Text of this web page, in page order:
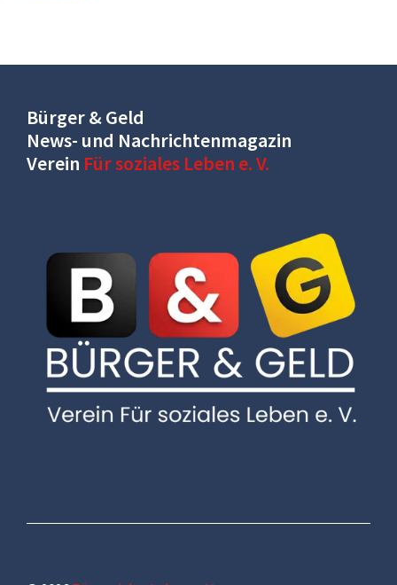
Bürger & Geld
News- und Nachrichtenmagazin
Verein Für soziales Leben e. V.